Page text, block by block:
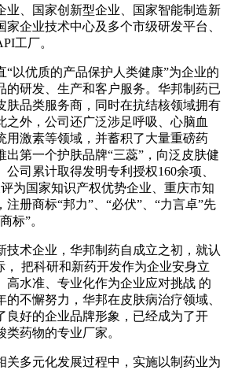
业、国家创新型企业、国家智能制造新
企业技术中心及多个市级研发平台、
工厂。
“以优质的产品保护人类健康”为企业的
的研发、生产和客户服务。华邦制药已
肤品类服务商，同时在抗结核领域拥有
之外，公司还广泛涉足呼吸、心脑血
用激素等领域，并蓄积了大量重磅药
出第一个护肤品牌“三蕊”，向泛皮肤健
司累计取得发明专利授权160余项、
为国家知识产权优势企业、重庆市知
册商标“邦力”、“必伏”、“力言卓”先
标”。
技术企业，华邦制药自成立之初，就认
， 把科研和新药开发作为企业安身立
高水准、专业化作为企业应对挑战 的
不懈努力，华邦在皮肤病治疗领域、
良好的企业品牌形象，已经成为了开
药物的专业厂家。
关多元化发展过程中，实施以制药业为